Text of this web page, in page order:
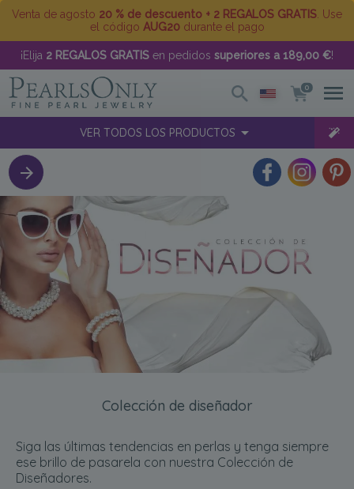
Venta de agosto 20 % de descuento + 2 REGALOS GRATIS . Use
el código AUG20durante el pago
¡Elija 2 REGALOS GRATIS en pedidos superiores a 189,00 €!
0
VER TODOS LOS PRODUCTOS
Colección de diseñador
Siga las últimas tendencias en perlas y tenga siempre
ese brillo de pasarela con nuestra Colección de
Diseñadores.